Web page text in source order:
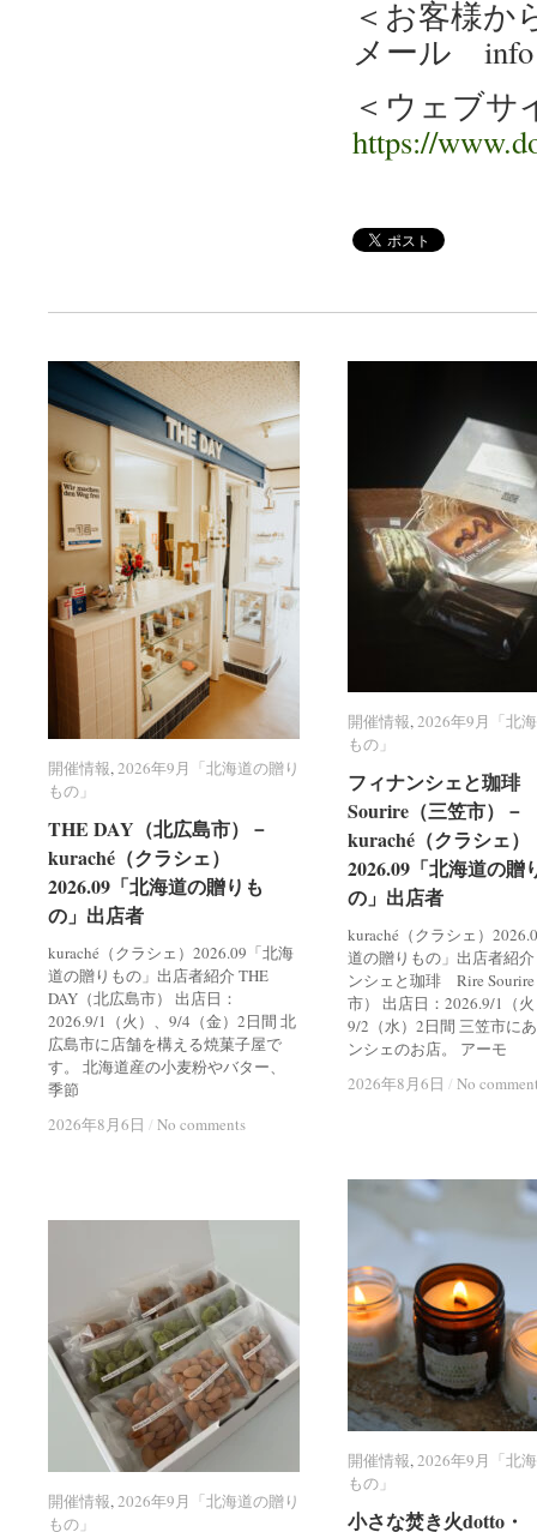
＜お客様か
メール
＜ウェブサ
https://
開催情報,2026年9月「北海道の贈り
もの」
THE DAY（北広島市）－
kuraché（クラシェ）
2026.09「北海道の贈りも
の」出店者
kuraché（クラシェ）2026.09「北海
道の贈りもの」出店者紹介 THE
DAY（北広島市） 出店日：
2026.9/1（火）、9/4（金）2日間 北
広島市に店舗を構える焼菓子屋で
す。 北海道産の小麦粉やバター、
季節
2026年8月6日 / No comments
開催情報 2026年9月「北海道の贈り
もの」
THE DAY（北広島市）－
kuraché（クラシェ）
2026.09「北海道の贈りも
の」出店者
2026年8月6日 / No comments
開催情報,2026年9月「北
もの」
フィナンシェと珈
Sourire（三笠市）－
kuraché（クラシェ）
2026.09「北海道の贈
の」出店者
kuraché（クラシェ）
道の贈りもの」出店者紹
ンシェと珈琲 Rire
市） 出店日：2026.9/1（
9/2（水）2日間 三笠市に
ンシェのお店。 アーモ
2026年8月6日 / No
開催情報 2026年9月「北
もの」
フィナンシェと珈
Sourire（三笠市）－
kuraché（クラシェ）
2026.09「北海道の贈
の」出店者
2026年8月6日 / No
開催情報,2026年9月「北
もの」
小さな焚き火dotto・
開催情報 2026年9月「北
もの」
小さな焚き火dotto・
開催情報,2026年9月「北海道の贈り
もの」
開催情報 2026年9月「北海道の贈り
もの」